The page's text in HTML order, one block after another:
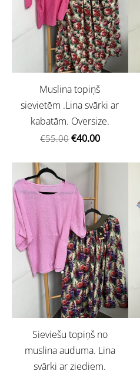
Muslina topiņš
sievietēm .Lina svārki ar
kabatām. Oversize.
€55.00 €40.00
Sieviešu topiņš no
muslina auduma. Lina
svārki ar ziediem.